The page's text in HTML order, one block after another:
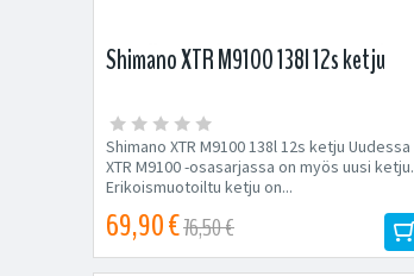
Shimano XTR M9100 138l 12s ketju
Shimano XTR M9100 138l 12s ketju Uudessa
XTR M9100 -osasarjassa on myös uusi ketju.
Erikoismuotoiltu ketju on...
69,90 €76,50 €